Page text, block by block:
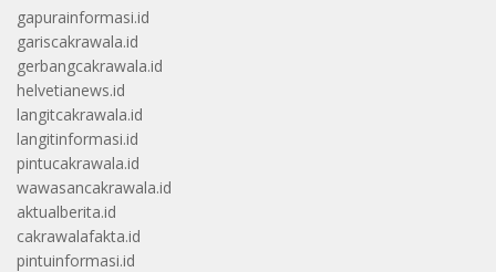
gapurainformasi.id
gariscakrawala.id
gerbangcakrawala.id
helvetianews.id
langitcakrawala.id
langitinformasi.id
pintucakrawala.id
wawasancakrawala.id
aktualberita.id
cakrawalafakta.id
pintuinformasi.id